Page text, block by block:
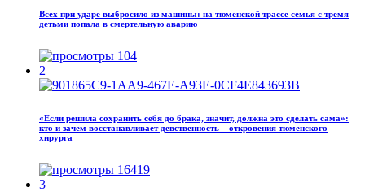
Всех при ударе выбросило из машины: на тюменской трассе семья с тремя
детьми попала в смертельную аварию
104
2
«Если решила сохранить себя до брака, значит, должна это сделать сама»:
кто и зачем восстанавливает девственность – откровения тюменского
хирурга
16419
3